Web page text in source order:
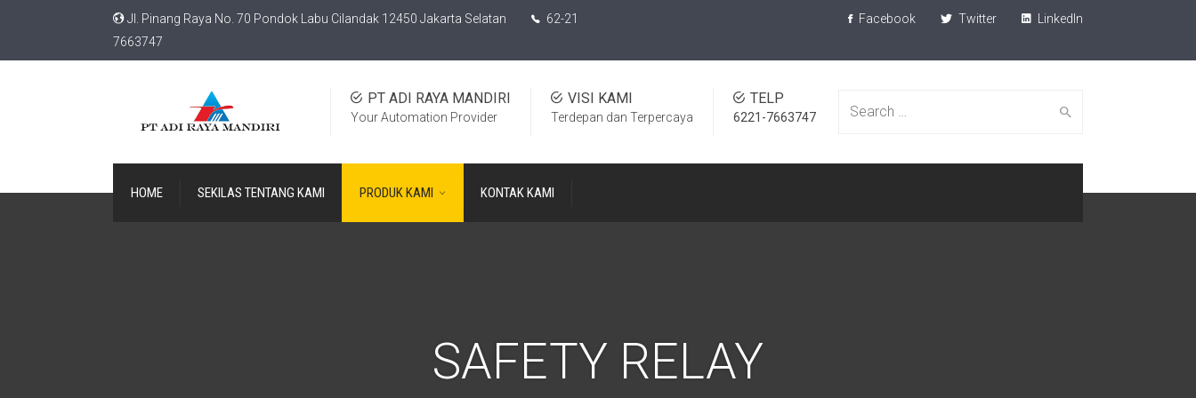
Jl. Pinang Raya No. 70 Pondok Labu Cilandak 12450 Jakarta Selatan
62-21
7663747
Facebook Twitter LinkedIn
Search
TELP
6221-7663747
VISI KAMI
Terdepan dan Terpercaya
PT ADI RAYA MANDIRI
Your Automation Provider
HOME SEKILAS TENTANG KAMI PRODUK KAMI KONTAK KAMI
SAFETY RELAY